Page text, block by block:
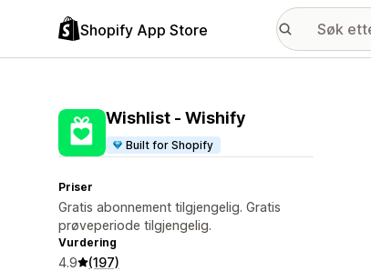
Shopify App Store
Wishlist ‑ Wishify
Built for Shopify
Priser
Gratis abonnement tilgjengelig. Gratis
prøveperiode tilgjengelig.
Vurdering
4.9 (197)